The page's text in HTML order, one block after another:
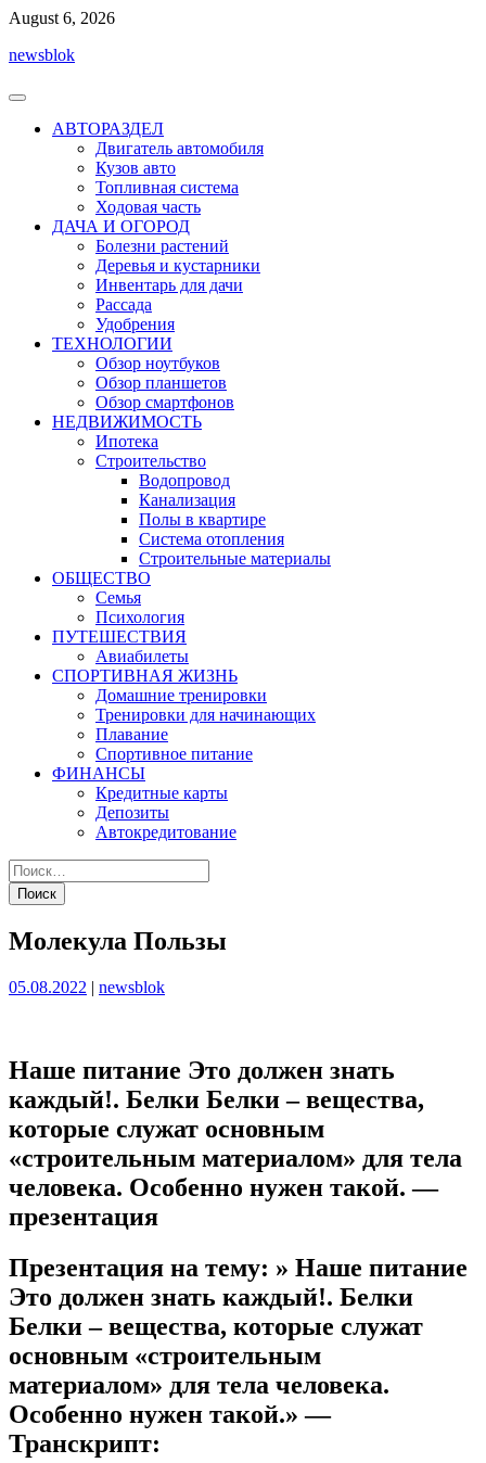
Перейти
содержимому
August 6, 2026
newsblok
АВТОРАЗДЕЛ
Двигатель автомобиля
Кузов авто
Топливная система
Ходовая часть
ДАЧА И ОГОРОД
Болезни растений
Деревья и кустарники
Инвентарь для дачи
Рассада
Удобрения
ТЕХНОЛОГИИ
Обзор ноутбуков
Обзор планшетов
Обзор смартфонов
НЕДВИЖИМОСТЬ
Ипотека
Строительство
Водопровод
Канализация
Полы в квартире
Система отопления
Строительные материалы
ОБЩЕСТВО
Семья
Психология
ПУТЕШЕСТВИЯ
Авиабилеты
СПОРТИВНАЯ ЖИЗНЬ
Домашние тренировки
Тренировки для начинающих
Плавание
Спортивное питание
ФИНАНСЫ
Кредитные карты
Депозиты
Автокредитование
Молекула Пользы
Опубликовано
05.08.2022 | Опубликовано
newsblok
Наше питание Это должен знать
каждый!. Белки Белки – вещества,
которые служат основным
«строительным материалом» для тела
человека. Особенно нужен такой. —
презентация
Презентация на тему: » Наше питание
Это должен знать каждый!. Белки
Белки – вещества, которые служат
основным «строительным
материалом» для тела человека.
Особенно нужен такой.» —
Транскрипт: